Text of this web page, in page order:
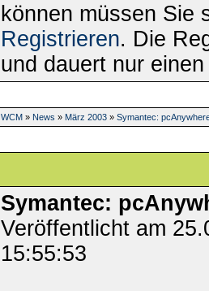
können müssen Sie
Registrieren. Die
und dauert nur
WCM» News » März 2003» Symantec:
Symantec:
Veröffentlicht am
15:55:53